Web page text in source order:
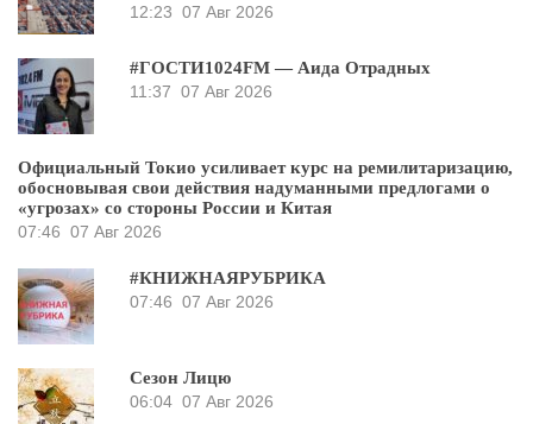
12:23 07 Авг 2026
#ГОСТИ1024FM — Аида Отрадных
11:37 07 Авг 2026
Официальный Токио усиливает курс на ремилитаризацию,
обосновывая свои действия надуманными предлогами о
«угрозах» со стороны России и Китая
07:46 07 Авг 2026
#КНИЖНАЯРУБРИКА
07:46 07 Авг 2026
Сезон Лицю
06:04 07 Авг 2026